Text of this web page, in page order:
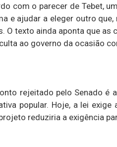
com o parecer de Tebet,
e ajudar a eleger outro
O texto ainda aponta que
ao governo da ocasião
rejeitado pelo Senado é
popular. Hoje, a lei
reduziria a exigência